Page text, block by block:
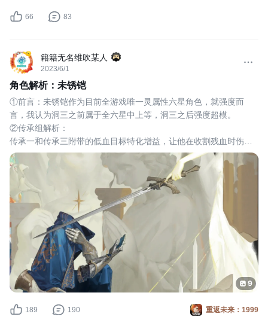
66 83
籍籍无名维吹某人
2023/6/1
角色解析：未锈铠
①前言：未锈铠作为目前全游戏唯一灵属性六星角色，就强度而
言，我认为洞三之前属于全六星中上等，洞三之后强度超模。
②传承组解析：
传承一和传承三附带的低血目标特化增益，让他在收割残血时伤害
爆炸，且对拐的依赖性不高（唯一稀缺乘区为加剧乘区，本身非技
巧C，不讨论爆伤乘区）但是相对来说如果没有一位强力的副C或者
主C队友，无法压低敌人血量，那么他的强度仍然处于中等偏上水
平，中规中矩。
③技能组解析：
至终收
9
重返未来：1999
189 190